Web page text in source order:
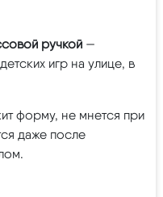
ручкой —
игр на улице, в
форму, не мнется при
даже после